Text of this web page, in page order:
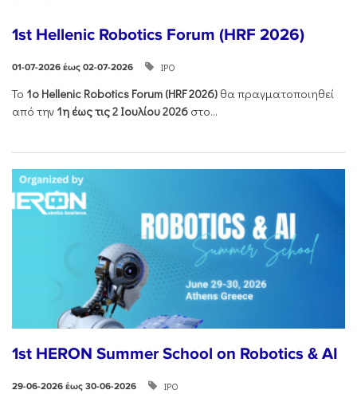
1st Hellenic Robotics Forum (HRF 2026)
01-07-2026 έως 02-07-2026 ΙΡΟ
Το 1ο Hellenic Robotics Forum (HRF2026) θα πραγματοποιηθεί
από την 1η έως τις 2 Ιουλίου 2026 στο...
1st HERON Summer School on Robotics & AI
29-06-2026 έως 30-06-2026 ΙΡΟ